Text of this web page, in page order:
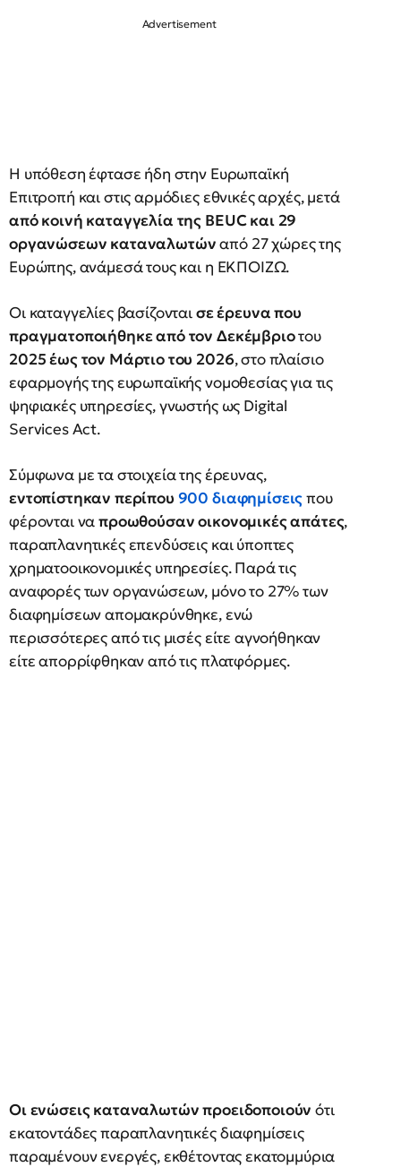
Η υπόθεση έφτασε ήδη στην Ευρωπαϊκή
Επιτροπή και στις αρμόδιες εθνικές αρχές, μετά
από κοινή καταγγελία της BEUC και 29
οργανώσεων καταναλωτώναπό 27 χώρες της
Ευρώπης, ανάμεσά τους και η ΕΚΠΟΙΖΩ.
Οι καταγγελίες βασίζονταισε έρευνα που
πραγματοποιήθηκε από τον Δεκέμβριοτου
2025 έως τον Μάρτιο του 2026, στο πλαίσιο
εφαρμογής της ευρωπαϊκής νομοθεσίας για τις
ψηφιακές υπηρεσίες, γνωστής ως Digital
Services Act.
Σύμφωνα με τα στοιχεία της έρευνας,
εντοπίστηκαν περίπου 900 διαφημίσειςπου
φέρονται ναπροωθούσαν οικονομικές απάτες,
παραπλανητικές επενδύσεις και ύποπτες
χρηματοοικονομικές υπηρεσίες. Παρά τις
αναφορές των οργανώσεων, μόνο το 27% των
διαφημίσεων απομακρύνθηκε, ενώ
περισσότερες από τις μισές είτε αγνοήθηκαν
είτε απορρίφθηκαν από τις πλατφόρμες.
Οι ενώσεις καταναλωτών προειδοποιούν ότι
εκατοντάδες παραπλανητικές διαφημίσεις
παραμένουν ενεργές, εκθέτοντας εκατομμύρια